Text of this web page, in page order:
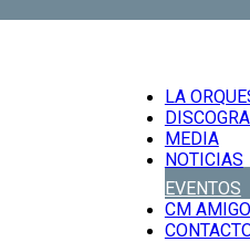
LA
MEDIA
NOTICIAS
EVENTOS
CM